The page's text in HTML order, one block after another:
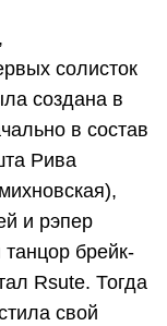
солисток
создана в
в состав
Рива
и рэпер
брейк-
Rsute. Тогда
свой